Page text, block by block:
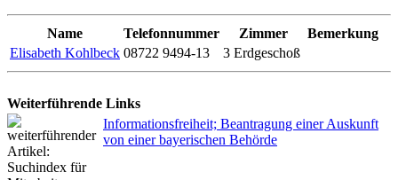
Name Telefonnummer Zimmer
Bemerkung
Elisabeth Kohlbeck 08722 9494-13 3 Erdgeschoß
Weiterführende Links
Informationsfreiheit; Beantragung einer Auskunft
von einer bayerischen Behörde